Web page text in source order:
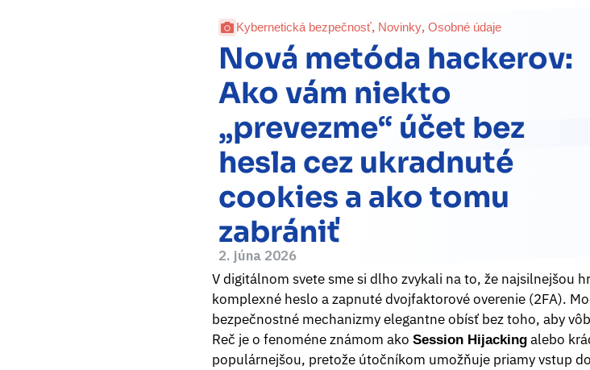
Kybernetická bezpečnosť, Novinky, Osobné údaje
Nová metóda hackerov:
Ako vám niekto
„prevezme“ účet bez
hesla cez ukradnuté
cookies a ako tomu
zabrániť
2. júna 2026
V digitálnom svete sme si dlho zvykali na to, že najsilnejšou
komplexné heslo a zapnuté dvojfaktorové overenie (2FA).
bezpečnostné mechanizmy elegantne obísť bez toho, aby
Reč je o fenoméne známom ako Session Hijackingalebo
populárnejšou, pretože útočníkom umožňuje priamy vstup